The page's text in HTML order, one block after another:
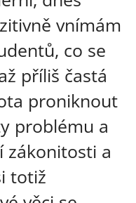
vnímám
co se
příliš častá
proniknout
problému a
zákonitosti a
totiž